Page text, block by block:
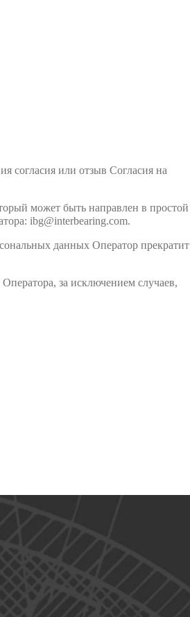
согласия или отзыв Согласия на
может быть направлен в простой
ibg@interbearing.com.
данных Оператор прекратит
за исключением случаев,